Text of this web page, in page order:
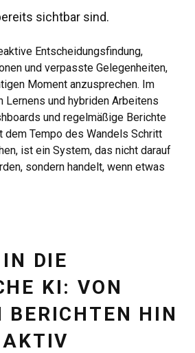
sichtbar sind.
Entscheidungsfindung,
und verpasste Gelegenheiten,
Moment anzusprechen. Im
und hybriden Arbeitens
und regelmäßige Berichte
dem Tempo des Wandels Schritt
ist ein System, das nicht darauf
sondern handelt, wenn etwas
DIE
KI: VON
BERICHTEN HIN